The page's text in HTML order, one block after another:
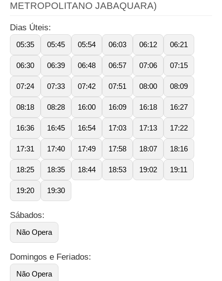
METROPOLITANO JABAQUARA)
Dias Úteis:
05:35 05:45 05:54 06:03 06:12 06:21
06:30 06:39 06:48 06:57 07:06 07:15
07:24 07:33 07:42 07:51 08:00 08:09
08:18 08:28 16:00 16:09 16:18 16:27
16:36 16:45 16:54 17:03 17:13 17:22
17:31 17:40 17:49 17:58 18:07 18:16
18:25 18:35 18:44 18:53 19:02 19:11
19:20 19:30
Sábados:
Não Opera
Domingos e Feriados:
Não Opera